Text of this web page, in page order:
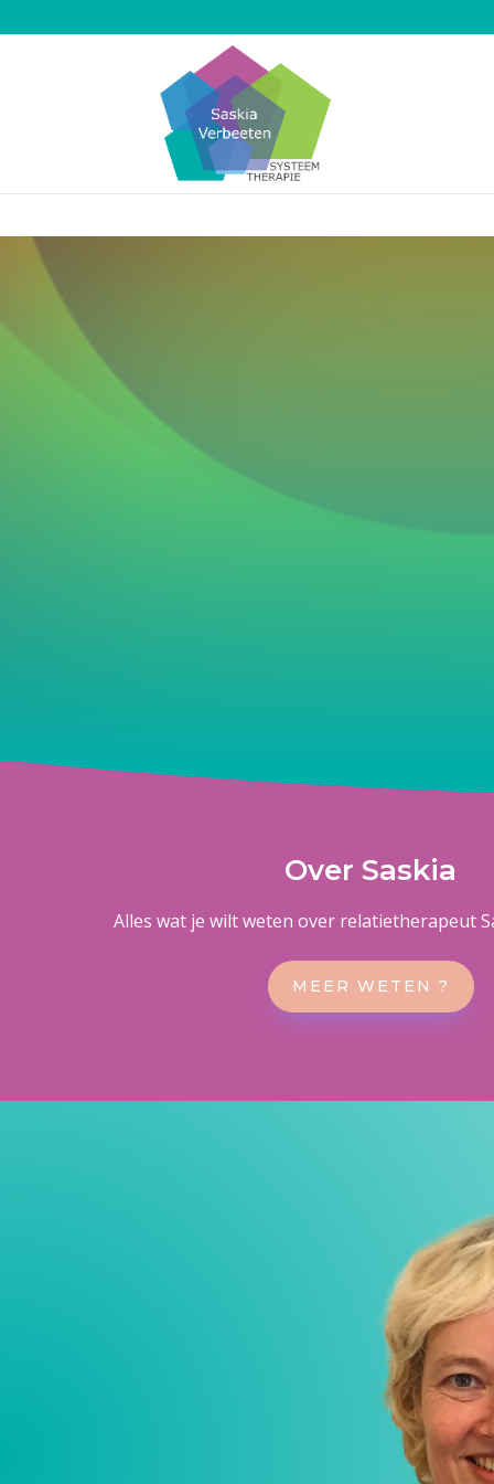
Over Saskia
Alles wat je wilt weten over relatietherapeut
MEER WETEN ?